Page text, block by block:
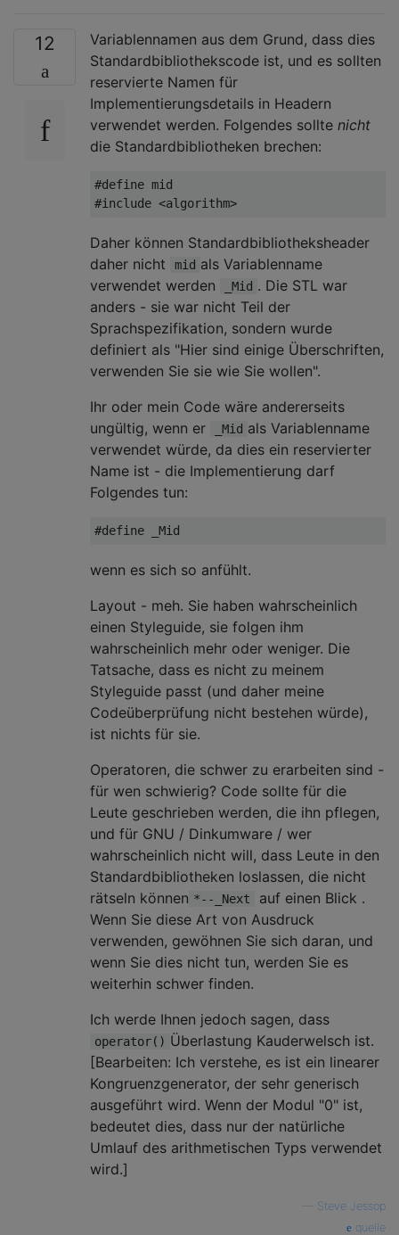
12
Variablennamen aus dem Grund, dass dies
Standardbibliothekscode ist, und es sollten
reservierte Namen für
Implementierungsdetails in Headern
verwendet werden. Folgendes sollte nicht
die Standardbibliotheken brechen:
#define mid
#include <algorithm>
Daher können Standardbibliotheksheader
daher nicht
mid als Variablenname
verwendet werden
_Mid . Die STL war
anders - sie war nicht Teil der
Sprachspezifikation, sondern wurde
definiert als "Hier sind einige Überschriften,
verwenden Sie sie wie Sie wollen".
Ihr oder mein Code wäre andererseits
ungültig, wenn er
_Mid als Variablenname
verwendet würde, da dies ein reservierter
Name ist - die Implementierung darf
Folgendes tun:
#define _Mid
wenn es sich so anfühlt.
Layout - meh. Sie haben wahrscheinlich
einen Styleguide, sie folgen ihm
wahrscheinlich mehr oder weniger. Die
Tatsache, dass es nicht zu meinem
Styleguide passt (und daher meine
Codeüberprüfung nicht bestehen würde),
ist nichts für sie.
Operatoren, die schwer zu erarbeiten sind -
für wen schwierig? Code sollte für die
Leute geschrieben werden, die ihn pflegen,
und für GNU / Dinkumware / wer
wahrscheinlich nicht will, dass Leute in den
Standardbibliotheken loslassen, die nicht
rätseln können *--_Next
auf einen Blick .
Wenn Sie diese Art von Ausdruck
verwenden, gewöhnen Sie sich daran, und
wenn Sie dies nicht tun, werden Sie es
weiterhin schwer finden.
Ich werde Ihnen jedoch sagen, dass
operator() Überlastung Kauderwelsch ist.
[Bearbeiten: Ich verstehe, es ist ein linearer
Kongruenzgenerator, der sehr generisch
ausgeführt wird. Wenn der Modul "0" ist,
bedeutet dies, dass nur der natürliche
Umlauf des arithmetischen Typs verwendet
wird.]
Steve Jessop
quelle